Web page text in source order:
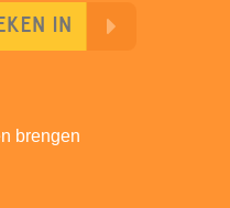
brengen